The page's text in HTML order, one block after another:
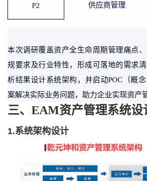
P2 供应商管理
本次调研覆盖资产全生命周期管理痛点
规要求及行业特性，形成可落地的需求
析结果设计系统架构，并启动POC（概
案解决实际业务问题，助力企业实现资产
三、 EAM资产管理系统设
1.系统架构设计